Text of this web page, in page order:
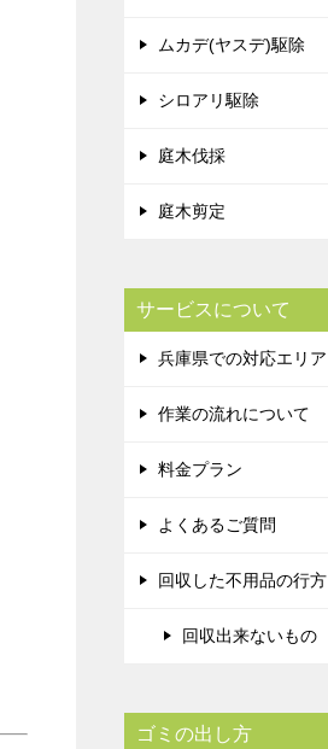
ムカデ(ヤスデ)駆除
シロアリ駆除
庭木伐採
庭木剪定
サービスについて
兵庫県での対応エリア
作業の流れについて
料金プラン
よくあるご質問
回収した不用品の行方
回収出来ないもの
ゴミの出し方